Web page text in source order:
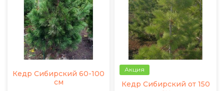
Кедр Сибирский 60-100
см
Акция
Кедр Сибирский от 150